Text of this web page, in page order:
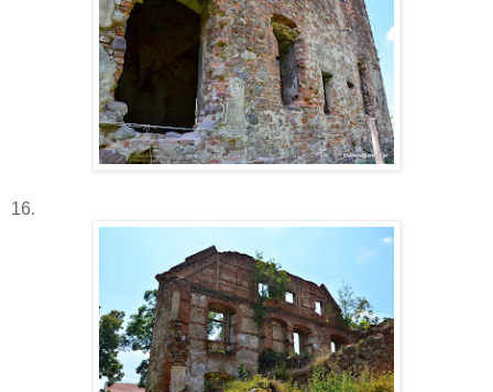
16.